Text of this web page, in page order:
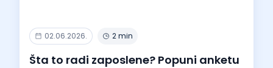
02.06.2026. 2 min
Šta to radi zaposlene? Popuni anketu